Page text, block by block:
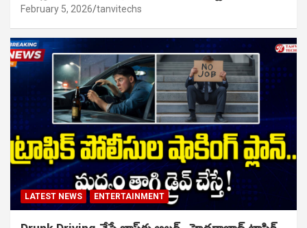
February 5, 2026 tanvitechs
LATEST NEWS ENTERTAINMENT